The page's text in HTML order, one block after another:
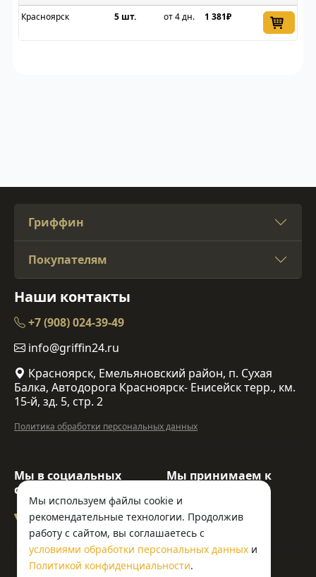
Красноярск
5 шт. от 4 дн. 1 381₽
Мы используем файлы cookie и
рекомендательные технологии. Продолжив
работу с сайтом, вы соглашаетесь с
условиями обработки персональных данных и
Политикой конфиденциальности.
Гриффин
Покупателям
Наши контакты
+7 (908) 024-39-49
info@griffin24.ru
Красноярск, Емельяновский район, п. Сухая
Балка, Автодорога Красноярск- Енисейск терр., км.
15-й, зд. 5, стр. 2
Политика обработки персональных данных
Мы в социальных
сетях:
Мы принимаем к
© ООО «Гриффин»